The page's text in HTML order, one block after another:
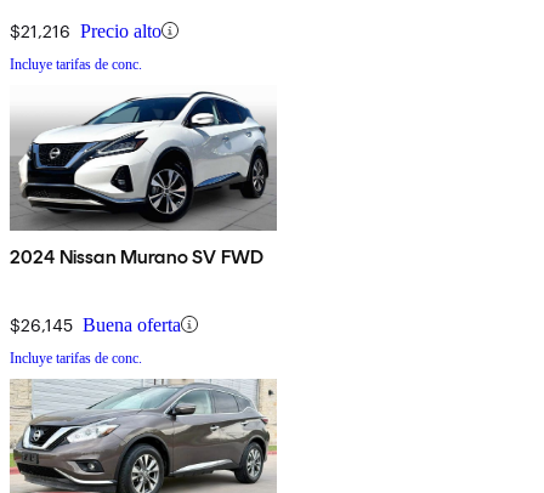
$21,216 Precio alto
Incluye tarifas de conc.
2024 Nissan Murano SV FWD
$26,145 Buena oferta
Incluye tarifas de conc.